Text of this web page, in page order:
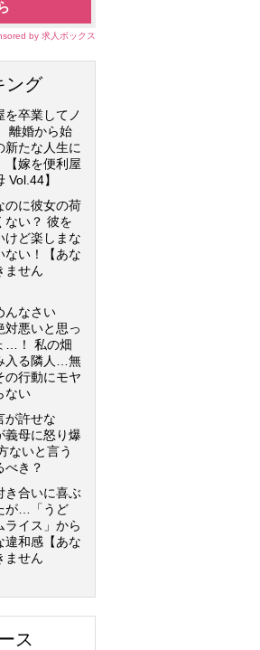
by 求人ボックス
ング
を卒業してノ
離婚から始
新たな人生に
【嫁を便利屋
Vol.44】
のに彼女の荷
ない？ 彼を
けど楽しまな
ない！【あな
ません
んなさい
対悪いと思っ
…！ 私の畑
入る隣人…無
の行動にモヤ
ない
が許せな
母に怒り爆
ないと言う
べき？
き合いに喜ぶ
が…「うど
ライス」から
違和感【あな
ません
ス